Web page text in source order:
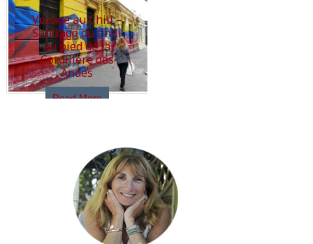
Voyage au Chili –
Santiago du Chili
au pied de la
Cordillère des
Andes
Read More